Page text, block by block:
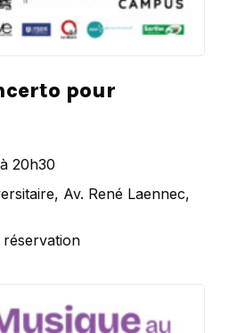
pour
20h30
Av. René Laennec,